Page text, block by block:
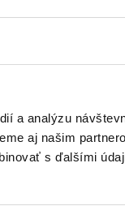
a analýzu
aj našim
s ďalšími
4,17 EUR